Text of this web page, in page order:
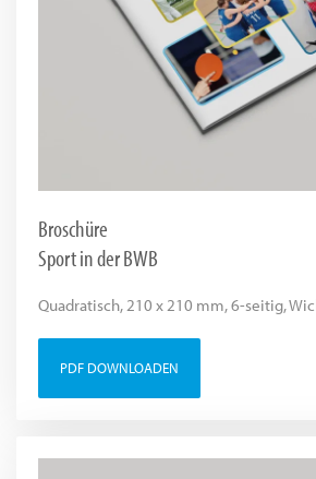
Broschüre
Sport in der BWB
Quadratisch, 210 x 210 mm, 6-seitig,
PDF DOWNLOADEN